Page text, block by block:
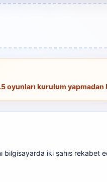
oyunları kurulum
bilgisayarda iki şahıs rekabet